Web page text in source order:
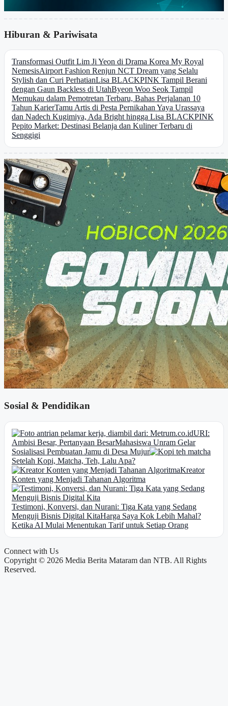
Hiburan & Pariwisata
Transformasi Outfit Lim Ji Yeon di Drama Korea My Royal
NemesisAirport Fashion Renjun NCT Dream yang Selalu
Stylish dan Curi PerhatianLisa BLACKPINK Tampil Berani
dengan Gaun Backless di UtahByeon Woo Seok Tampil
Memukau dalam Pemotretan Terbaru, Bahas Perjalanan 10
Tahun KarierTamu Artis di Pesta Pernikahan Yaya Urassaya
dan Nadech Kugimiya, Ada Bright hingga Lisa BLACKPINK
Pepito Market: Destinasi Belanja dan Kuliner Terbaru di
Senggigi
Sosial & Pendidikan
URI:
Ambisi Besar, Pertanyaan BesarMahasiswa Unram Gelar
Sosialisasi Pembuatan Jamu di Desa Mujur
Setelah Kopi, Matcha, Teh, Lalu Apa?
Kreator
Konten yang Menjadi Tahanan Algoritma
Testimoni, Konversi, dan Nurani: Tiga Kata yang Sedang
Menguji Bisnis Digital KitaHarga Saya Kok Lebih Mahal?
Ketika AI Mulai Menentukan Tarif untuk Setiap Orang
Connect with Us
Copyright © 2026 Media Berita Mataram dan NTB. All Rights
Reserved.